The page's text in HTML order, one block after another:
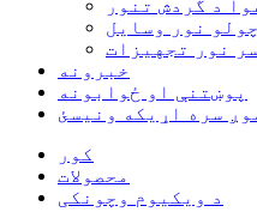
د گردش تنور
نور وسایل
نور تجهیزات
خبرونه
پوښتنې او ځوابونه
سره اړیکه ونیسئ
کور
محصولات
د ویکیوم وچونکی